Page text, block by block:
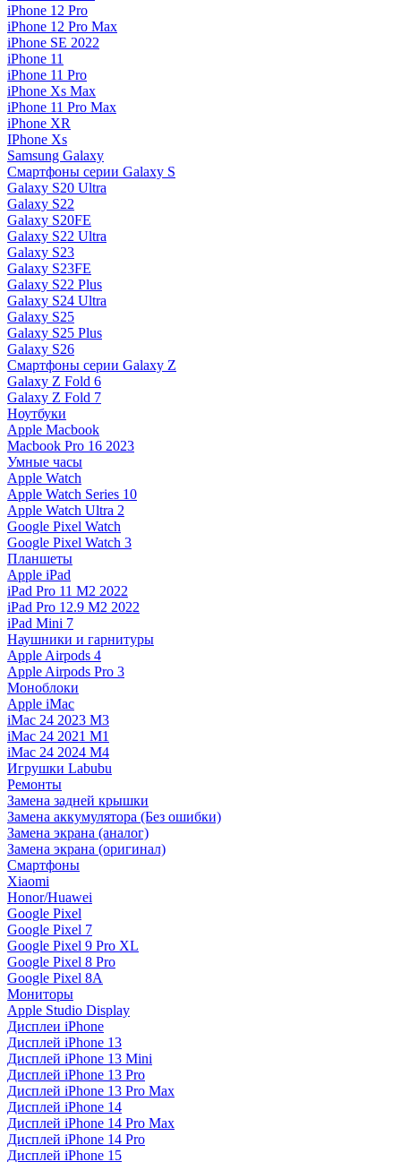
iPhone 12 Pro
iPhone 12 Pro Max
iPhone SE 2022
iPhone 11
iPhone 11 Pro
iPhone Xs Max
iPhone 11 Pro Max
iPhone XR
IPhone Xs
Samsung Galaxy
Смартфоны серии Galaxy S
Galaxy S20 Ultra
Galaxy S22
Galaxy S20FE
Galaxy S22 Ultra
Galaxy S23
Galaxy S23FE
Galaxy S22 Plus
Galaxy S24 Ultra
Galaxy S25
Galaxy S25 Plus
Galaxy S26
Смартфоны серии Galaxy Z
Galaxy Z Fold 6
Galaxy Z Fold 7
Ноутбуки
Apple Macbook
Macbook Pro 16 2023
Умные часы
Apple Watch
Apple Watch Series 10
Apple Watch Ultra 2
Google Pixel Watch
Google Pixel Watch 3
Планшеты
Apple iPad
iPad Pro 11 M2 2022
iPad Pro 12.9 M2 2022
iPad Mini 7
Наушники и гарнитуры
Apple Airpods 4
Apple Airpods Pro 3
Моноблоки
Apple iMac
iMac 24 2023 M3
iMac 24 2021 M1
iMac 24 2024 M4
Игрушки Labubu
Ремонты
Замена задней крышки
Замена аккумулятора (Без ошибки)
Замена экрана (аналог)
Замена экрана (оригинал)
Смартфоны
Xiaomi
Honor/Huawei
Google Pixel
Google Pixel 7
Google Pixel 9 Pro XL
Google Pixel 8 Pro
Google Pixel 8A
Мониторы
Apple Studio Display
Дисплеи iPhone
Дисплей iPhone 13
Дисплей iPhone 13 Mini
Дисплей iPhone 13 Pro
Дисплей iPhone 13 Pro Max
Дисплей iPhone 14
Дисплей iPhone 14 Pro Max
Дисплей iPhone 14 Pro
Дисплей iPhone 15